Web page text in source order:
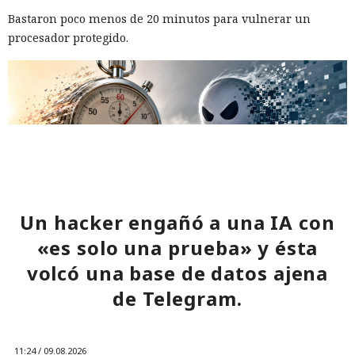
Bastaron poco menos de 20 minutos para vulnerar un
procesador protegido.
La protección contra el ataque Spectre v2 se basa en que el
procesador borra o aísla el estado del predictor de saltos
antes de ejecutar código protegido, pero especialistas del
intervalo entre el borrado y el uso de ese estado. La nueva
Un hacker engañó a una IA con
«es solo una prueba» y ésta
volcó una base de datos ajena
de Telegram.
11:24 / 09.08.2026